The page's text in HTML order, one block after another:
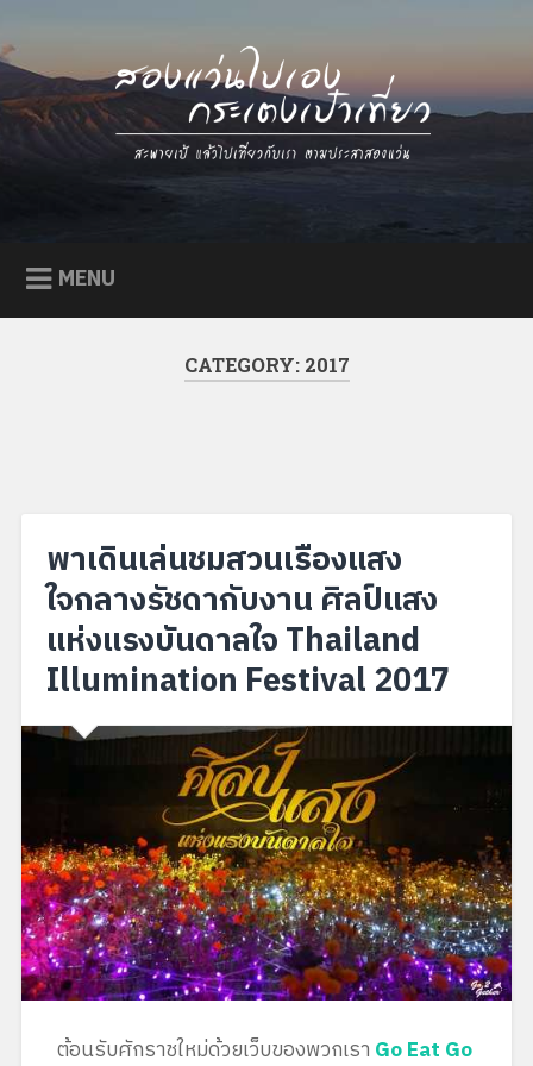
to
content
Go Eat Go Out / สองแว่นไป
เอง กระเตงเป๋าเที่ยว
สะพายเป้ แล้วไปเที่ยวกับเรา ตามประสาสองแว่น
MENU
CATEGORY: 2017
พาเดินเล่นชมสวนเรืองแสง
ใจกลางรัชดากับงาน ศิลป์แสง
แห่งแรงบันดาลใจ Thailand
Illumination Festival 2017
ต้อนรับศักราชใหม่ด้วยเว็บของพวกเรา Go Eat Go